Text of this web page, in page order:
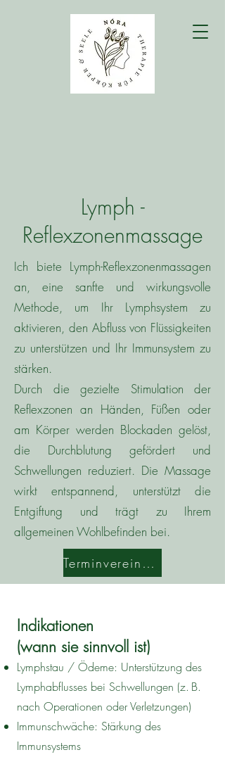
Lymph -
Reflexzonenmassage
Ich biete Lymph-Reflexzonenmassagen
an, eine sanfte und wirkungsvolle
Methode, um Ihr Lymphsystem zu
aktivieren, den Abfluss von Flüssigkeiten
zu unterstützen und Ihr Immunsystem zu
stärken.
Durch die gezielte Stimulation der
Reflexzonen an Händen, Füßen oder
am Körper werden Blockaden gelöst,
die Durchblutung gefördert und
Schwellungen reduziert. Die Massage
wirkt entspannend, unterstützt die
Entgiftung und trägt zu Ihrem
allgemeinen Wohlbefinden bei.
Terminvereinbarung
Indikationen
(wann sie sinnvoll ist)
Lymphstau / Ödeme: Unterstützung des
Lymphabflusses bei Schwellungen (z. B.
nach Operationen oder Verletzungen)
Immunschwäche: Stärkung des
Immunsystems